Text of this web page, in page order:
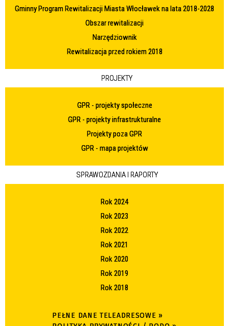
Gminny Program Rewitalizacji Miasta Włocławek na lata 2018-2028
Obszar rewitalizacji
Narzędziownik
Rewitalizacja przed rokiem 2018
PROJEKTY
GPR - projekty społeczne
GPR - projekty infrastrukturalne
Projekty poza GPR
GPR - mapa projektów
SPRAWOZDANIA I RAPORTY
Rok 2024
Rok 2023
Rok 2022
Rok 2021
Rok 2020
Rok 2019
Rok 2018
PEŁNE DANE TELEADRESOWE »